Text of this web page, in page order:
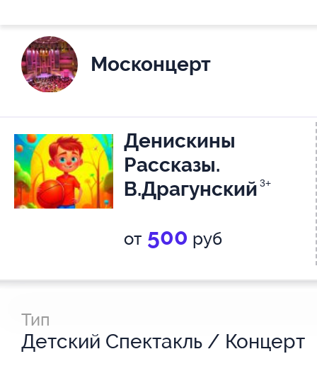
Москонцерт
Денискины
Рассказы.
В.Драгунский 3+
от 500 руб
Тип
Детский Спектакль / Концерт